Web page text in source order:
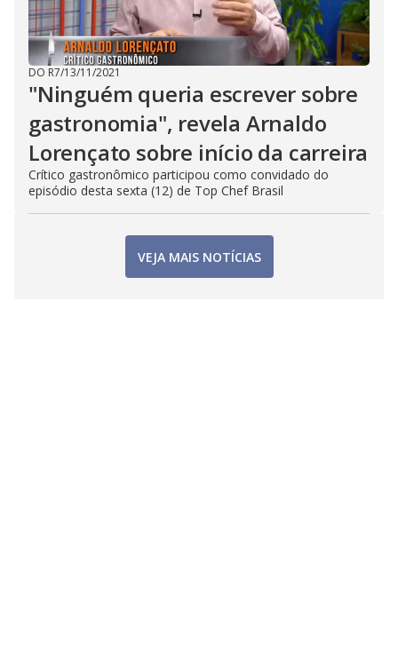
DO R7/13/11/2021
"Ninguém queria escrever sobre
gastronomia", revela Arnaldo
Lorençato sobre início da carreira
Crítico gastronômico participou como convidado do
episódio desta sexta (12) de Top Chef Brasil
VEJA MAIS NOTÍCIAS